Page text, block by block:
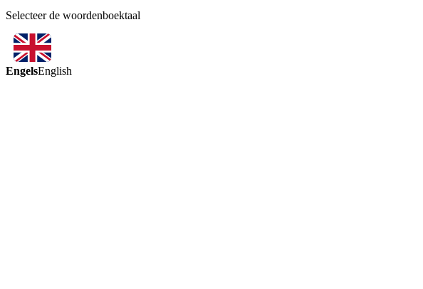
Selecteer de woordenboektaal
EngelsEnglish